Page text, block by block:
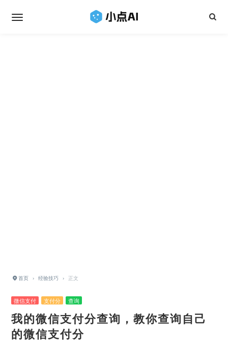
首页 › 经验技巧 › 正文
微信支付 支付分 查询
我的微信支付分查询，教你查询自己
的微信支付分